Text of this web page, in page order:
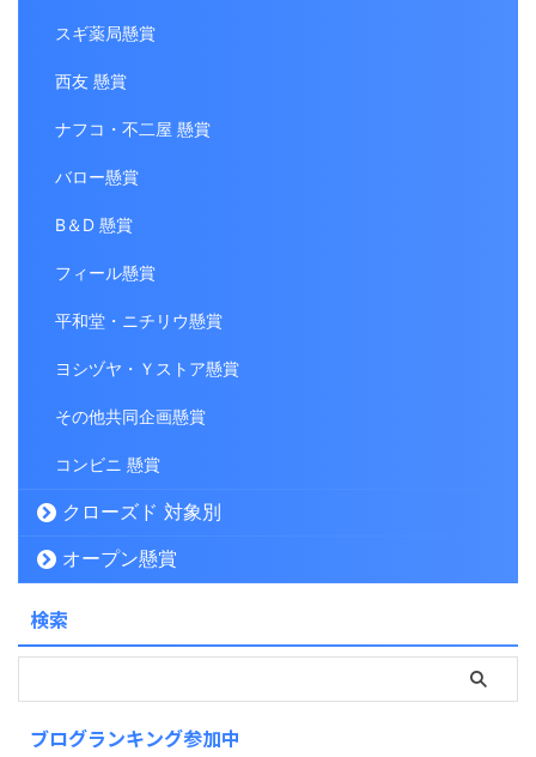
スギ薬局懸賞
西友 懸賞
ナフコ・不二屋 懸賞
バロー懸賞
B＆D 懸賞
フィール懸賞
平和堂・ニチリウ懸賞
ヨシヅヤ・Ｙストア懸賞
その他共同企画懸賞
コンビニ 懸賞
クローズド 対象別
オープン懸賞
検索
ブログランキング参加中